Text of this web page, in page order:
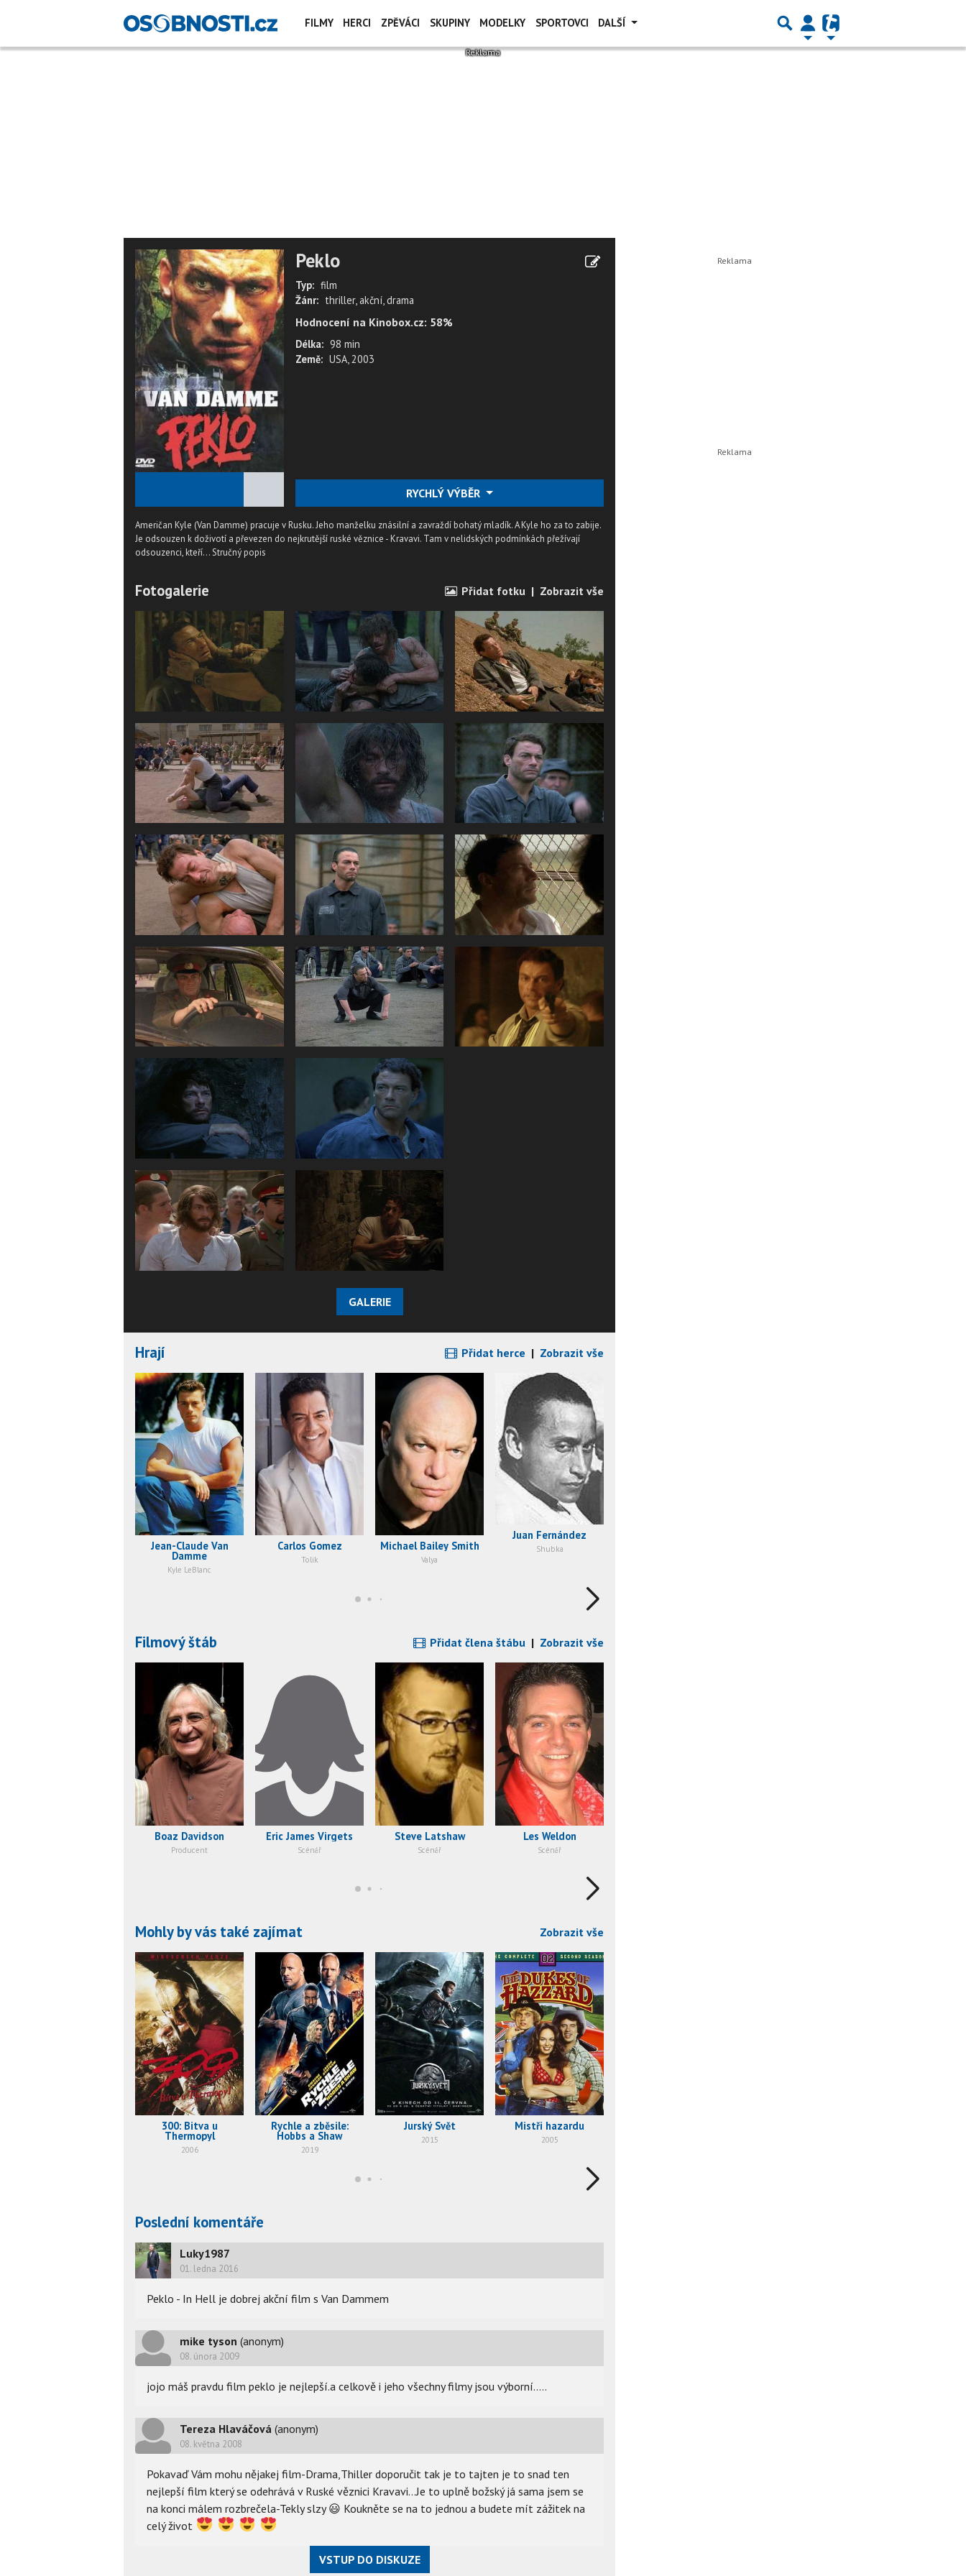
FILMY HERCI ZPĚVÁCI SKUPINY MODELKY SPORTOVCI DALŠÍ
Peklo
Typ: film
Žánr: thriller, akční, drama
Hodnocení na Kinobox.cz: 58%
Délka: 98 min
Země: USA, 2003
RYCHLÝ VÝBĚR
Američan Kyle (Van Damme) pracuje v Rusku. Jeho manželku znásilní a zavraždí bohatý mladík. A Kyle ho za to zabije.
Je odsouzen k doživotí a převezen do nejkrutější ruské věznice - Kravavi. Tam v nelidských podmínkách přežívají
odsouzenci, kteří...Stručný popis
Fotogalerie Přidat fotku | Zobrazit vše
GALERIE
Hrají Přidat herce | Zobrazit vše
Jean-Claude Van
Damme
Kyle LeBlanc
Carlos Gomez
Tolik
Michael Bailey Smith
Valya
Juan Fernández
Shubka
Filmový štáb Přidat člena štábu | Zobrazit vše
Boaz Davidson
Producent
Eric James Virgets
Scénář
Steve Latshaw
Scénář
Les Weldon
Scénář
Mohly by vás také zajímat Zobrazit vše
300: Bitva u
Thermopyl
2006
Rychle a zběsile:
Hobbs a Shaw
2019
Jurský Svět
2015
Mistři hazardu
2005
Poslední komentáře
Luky1987
01. ledna 2016
Peklo - In Hell je dobrej akční film s Van Dammem
mike tyson (anonym)
08. února 2009
jojo máš pravdu film peklo je nejlepší.a celkově i jeho všechny filmy jsou výborní.....
Tereza Hlaváčová (anonym)
08. května 2008
Pokavaď Vám mohu nějakej film-Drama,Thiller doporučit tak je to tajten je to snad ten
nejlepší film který se odehrává v Ruské věznici Kravavi...Je to uplně božský já sama jsem se
na konci málem rozbrečela-Tekly slzy😃 Koukněte se na to jednou a budete mít zážitek na
celý život
VSTUP DO DISKUZE